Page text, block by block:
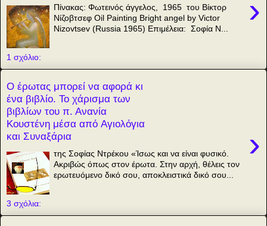
›
Πίνακας: Φωτεινός άγγελος, 1965 του Βίκτορ
Νίζοβτσεφ Oil Painting Bright angel by Victor
Nizovtsev (Russia 1965) Επιμέλεια: Σοφία Ν...
1 σχόλιο:
Ο έρωτας μπορεί να αφορά κι
ένα βιβλίο. Το χάρισμα των
βιβλίων του π. Ανανία
Κουστένη μέσα από Aγιολόγια
και Συναξάρια
›
της Σοφίας Ντρέκου «Ίσως και να είναι φυσικό.
Ακριβώς όπως στον έρωτα. Στην αρχή, θέλεις τον
ερωτευόμενο δικό σου, αποκλειστικά δικό σου...
3 σχόλια: